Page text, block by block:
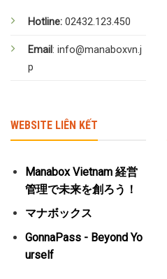
Hotline: 02432.123.450
Email: info@manaboxvn.j
p
WEBSITE LIÊN KẾT
Manabox Vietnam 経営
管理で未来を創ろう！
マナボックス
GonnaPass - Beyond Yo
urself